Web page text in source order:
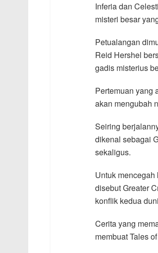
Inferia dan
misteri besar
Petualangan
Reid Hershel
gadis misterius
Pertemuan yang
akan mengubah
Seiring
dikenal sebagai
sekaligus.
Untuk
disebut Greater
konflik kedua
Cerita yang
membuat Tales